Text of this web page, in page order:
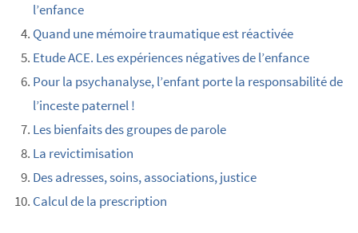
l’enfance
Quand une mémoire traumatique est réactivée
Etude ACE. Les expériences négatives de l’enfance
Pour la psychanalyse, l’enfant porte la responsabilité de
l’inceste paternel !
Les bienfaits des groupes de parole
La revictimisation
Des adresses, soins, associations, justice
Calcul de la prescription